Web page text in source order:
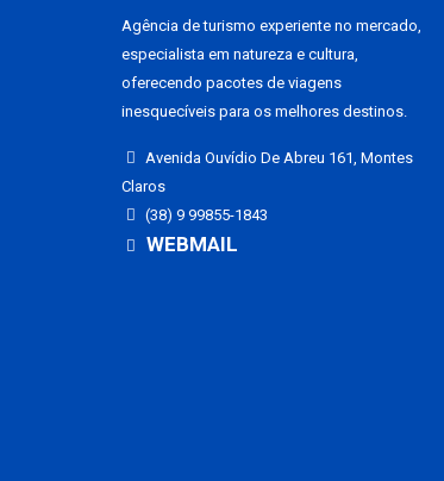
Agência de turismo experiente no mercado,
especialista em natureza e cultura,
oferecendo pacotes de viagens
inesquecíveis para os melhores destinos.
Avenida Ouvídio De Abreu 161, Montes
Claros
(38) 9 99855-1843
WEBMAIL